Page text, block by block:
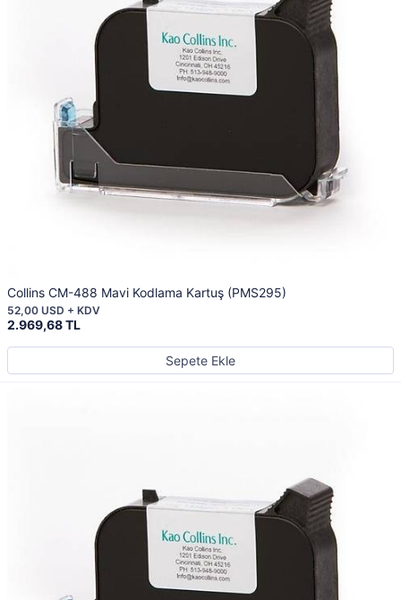
Collins CM-488 Mavi Kodlama Kartuş (PMS295)
2.969,68 TL
52,00 USD + KDV
Sepete Ekle